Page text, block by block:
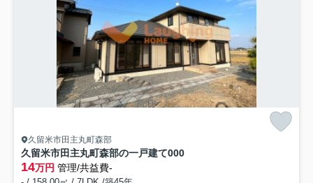
久留米市田主丸町森部
久留米市田主丸町森部の一戸建て000
14万円 管理/共益費-